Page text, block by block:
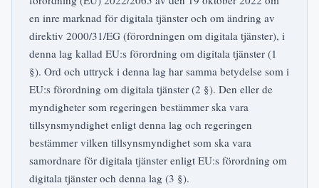
en inre marknad för digitala tjänster och om ändring av
direktiv 2000/31/EG (förordningen om digitala tjänster), i
denna lag kallad EU:s förordning om digitala tjänster (1
§). Ord och uttryck i denna lag har samma betydelse som i
EU:s förordning om digitala tjänster (2 §). Den eller de
myndigheter som regeringen bestämmer ska vara
tillsynsmyndighet enligt denna lag och regeringen
bestämmer vilken tillsynsmyndighet som ska vara
samordnare för digitala tjänster enligt EU:s förordning om
digitala tjänster och denna lag (3 §).